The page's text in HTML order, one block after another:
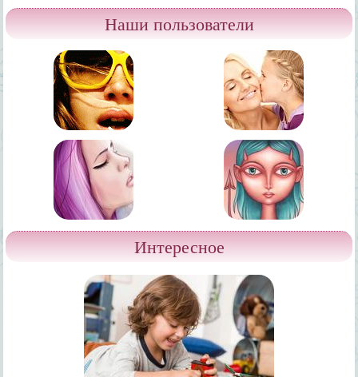
Наши пользователи
Интересное